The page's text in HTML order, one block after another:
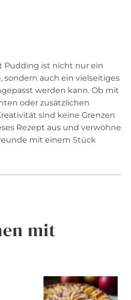
Pudding ist nicht nur ein
sondern auch ein vielseitiges
werden kann. Ob mit
oder zusätzlichen
sind keine Grenzen
Rezept aus und verwöhne
mit einem Stück
mit